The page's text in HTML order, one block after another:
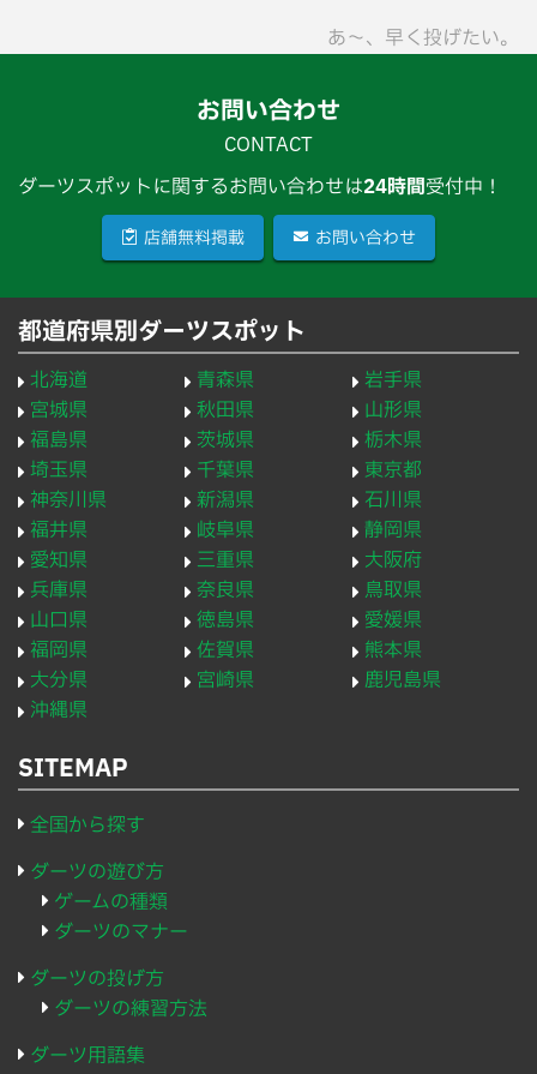
あ〜、早く投げたい。
お問い合わせ
CONTACT
ダーツスポットに関するお問い合わせは24時間受付中！
店舗無料掲載 お問い合わせ
都道府県別ダーツスポット
北海道 青森県
岩手県
宮城県
秋田県
山形県
福島県
茨城県
栃木県
埼玉県
千葉県
東京都
神奈川県
新潟県
石川県
福井県
岐阜県
静岡県
愛知県
三重県
大阪府
兵庫県
奈良県
鳥取県
山口県
徳島県
愛媛県
福岡県
佐賀県
熊本県
大分県
宮崎県
鹿児島県
沖縄県
SITEMAP
全国から探す
ダーツの遊び方
ゲームの種類
ダーツのマナー
ダーツの投げ方
ダーツの練習方法
ダーツ用語集